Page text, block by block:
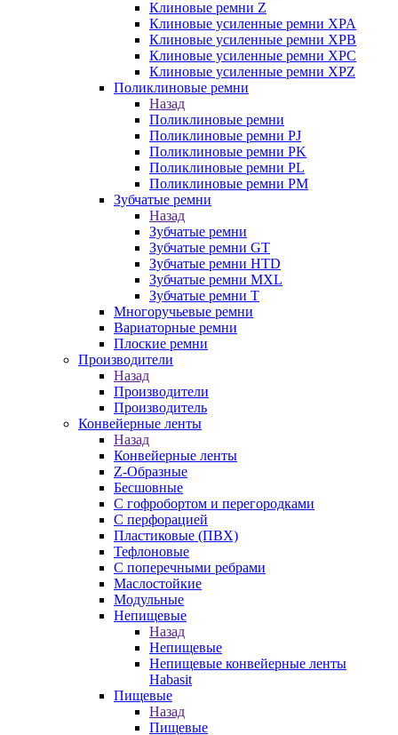
Клиновые ремни Z
Клиновые усиленные ремни XPA
Клиновые усиленные ремни XPB
Клиновые усиленные ремни XPC
Клиновые усиленные ремни XPZ
Поликлиновые ремни
Назад
Поликлиновые ремни
Поликлиновые ремни PJ
Поликлиновые ремни PK
Поликлиновые ремни PL
Поликлиновые ремни PM
Зубчатые ремни
Назад
Зубчатые ремни
Зубчатые ремни GT
Зубчатые ремни HTD
Зубчатые ремни MXL
Зубчатые ремни Т
Многоручьевые ремни
Вариаторные ремни
Плоские ремни
Производители
Назад
Производители
Производитель
Конвейерные ленты
Назад
Конвейерные ленты
Z-Образные
Бесшовные
С гофробортом и перегородками
С перфорацией
Пластиковые (ПВХ)
Тефлоновые
С поперечными ребрами
Маслостойкие
Модульные
Непищевые
Назад
Непищевые
Непищевые конвейерные ленты
Habasit
Пищевые
Назад
Пищевые